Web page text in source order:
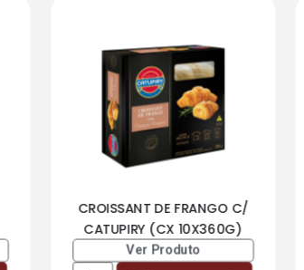
CROISSANT DE FRANGO C/
CATUPIRY (CX 10X360G)
Ver Produto